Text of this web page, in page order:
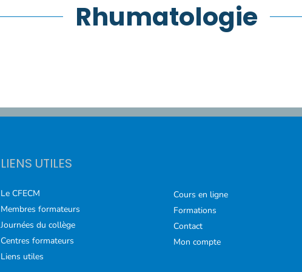
Rhumatologie
LIENS UTILES
Le CFECM
Membres formateurs
Journées du collège
Centres formateurs
Liens utiles
Cours en ligne
Formations
Contact
Mon compte